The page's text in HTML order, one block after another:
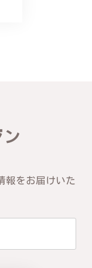
報をお届けいた